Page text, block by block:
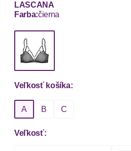
LASCANA
Farba:čierna
Veľkosť košíka:
A B C
Veľkosť: